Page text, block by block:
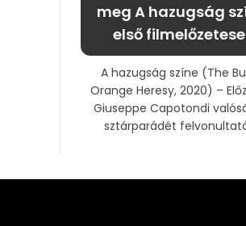
meg A hazugság
első
A hazugság színe (The
Orange Heresy, 2020) –
Giuseppe Capotondi
sztárparádét